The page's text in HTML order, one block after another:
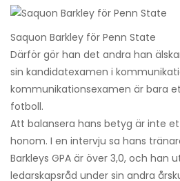
Saquon Barkley för Penn State
Därför gör han det andra han
sin kandidatexamen i
kommunikationsexamen är bara
fotboll.
Att balansera hans betyg är inte
honom. I en intervju sa hans
Barkleys GPA är över 3,0, och han
ledarskapsråd under sin andra